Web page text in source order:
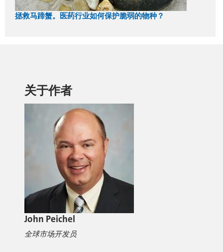
拯救马蹄蟹。医药行业如何保护脆弱的物种？
关于作者
John Peichel
全球市场开发员